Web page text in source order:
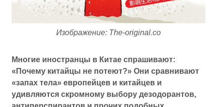
Изображение: The-original.co
Многие иностранцы в Китае спрашивают:
«Почему китайцы не потеют?» Они сравнивают
«запах тела» европейцев и китайцев и
удивляются скромному выбору дезодорантов,